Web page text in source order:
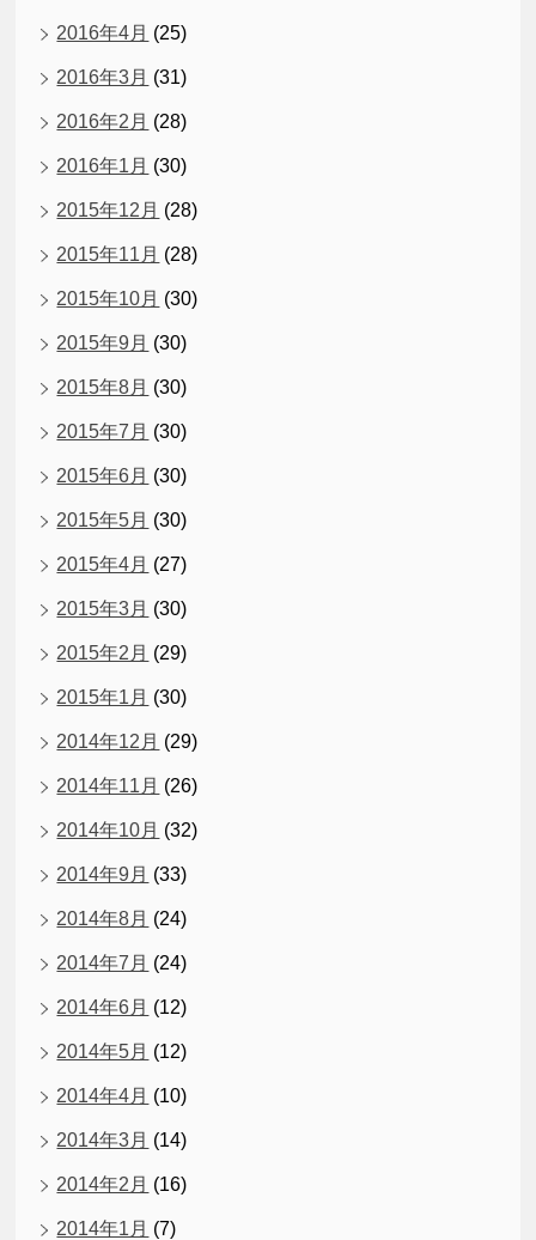
2016年4月 (25)
2016年3月 (31)
2016年2月 (28)
2016年1月 (30)
2015年12月 (28)
2015年11月 (28)
2015年10月 (30)
2015年9月 (30)
2015年8月 (30)
2015年7月 (30)
2015年6月 (30)
2015年5月 (30)
2015年4月 (27)
2015年3月 (30)
2015年2月 (29)
2015年1月 (30)
2014年12月 (29)
2014年11月 (26)
2014年10月 (32)
2014年9月 (33)
2014年8月 (24)
2014年7月 (24)
2014年6月 (12)
2014年5月 (12)
2014年4月 (10)
2014年3月 (14)
2014年2月 (16)
2014年1月 (7)